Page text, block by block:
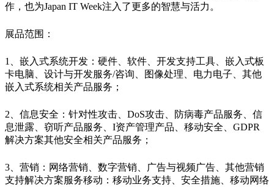
作，也为Japan IT Week注入了更多的智慧与活力。
展品范围：
1、嵌入式系统开发：硬件、软件、开发支持工具、嵌入式板
卡电脑、设计与开发服务/咨询、图像处理、电力电子、其他
嵌入式系统相关产品服务；
2、信息安全：针对性攻击、DoS攻击、防病毒产品服务、信
息泄露、窃听产品服务、I资产管理产品、移动安全、GDPR
解决方案其他安全相关产品服务；
3、营销：网络营销、数字营销、广告与视频广告、其他营销
支持解决方案服务移动：移动业务支持、安全措施、移动网络